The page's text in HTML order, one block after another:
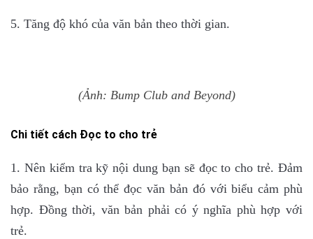
5. Tăng độ khó của văn bản theo thời gian.
(Ảnh: Bump Club and Beyond)
Chi tiết cách Đọc to cho trẻ
1. Nên kiểm tra kỹ nội dung bạn sẽ đọc to cho trẻ. Đảm
bảo rằng, bạn có thể đọc văn bản đó với biểu cảm phù
hợp. Đồng thời, văn bản phải có ý nghĩa phù hợp với
trẻ.